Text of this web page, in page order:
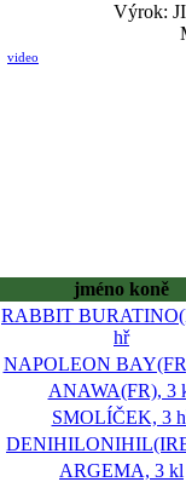
Výrok:
video
jméno koně
RABBIT
hř
NAPOLEON
ANAWA(FR), 3
SMOLÍČEK, 3
ARGEMA, 3 kl